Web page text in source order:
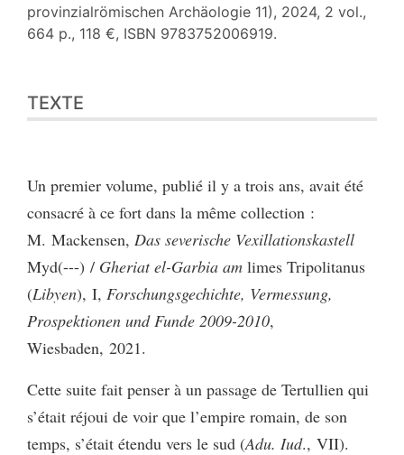
provinzialrömischen Archäologie 11), 2024, 2 vol.,
664 p., 118 €, ISBN 9783752006919.
Citer cet article
Auteur
TEXTE
Un premier volume, publié il y a trois ans, avait été
consacré à ce fort dans la même collection :
M. Mackensen, Das severische Vexillationskastell
Myd(---) / Gheriat el-Garbia am limes Tripolitanus
(Libyen), I, Forschungsgechichte, Vermessung,
Prospektionen und Funde 2009-2010,
Wiesbaden, 2021.
Cette suite fait penser à un passage de Tertullien qui
s’était réjoui de voir que l’empire romain, de son
temps, s’était étendu vers le sud (Adu. Iud., VII).